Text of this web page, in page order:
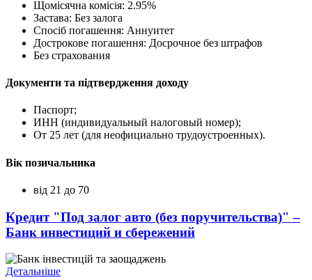
Щомісячна комісія: 2.95%
Застава: Без залога
Спосіб погашення: Aннуитет
Дострокове погашення: Досрочное без штрафов
Без страхования
Документи та підтвердження доходу
Паспорт;
ИНН (индивидуальный налоговый номер);
От 25 лет (для неофициально трудоустроенных).
Вік позичальника
від 21 до 70
Кредит "Под залог авто (без поручительства)" –
Банк инвестиций и сбережений
Детальніше